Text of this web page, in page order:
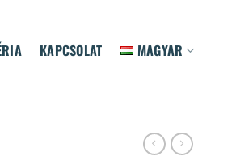
KAPCSOLAT MAGYAR